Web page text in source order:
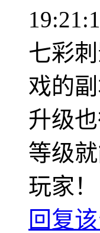
七彩
戏的
升级
等级
玩家！
回复